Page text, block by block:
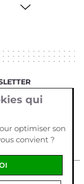
Crédits
qui
optimiser son
convient ?